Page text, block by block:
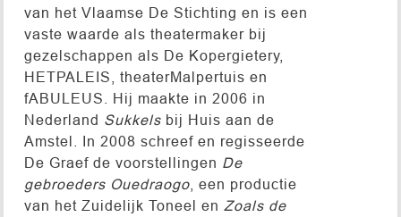
van het Vlaamse De Stichting en is een
vaste waarde als theatermaker bij
gezelschappen als De Kopergietery,
HETPALEIS, theaterMalpertuis en
fABULEUS. Hij maakte in 2006 in
Nederland Sukkels bij Huis aan de
Amstel. In 2008 schreef en regisseerde
De Graef de voorstellingen De
gebroeders Ouedraogo, een productie
van het Zuidelijk Toneel en Zoals de